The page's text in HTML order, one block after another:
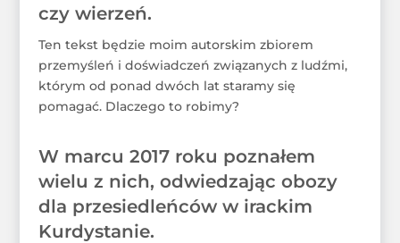
czy wierzeń.
Ten tekst będzie moim autorskim zbiorem
przemyśleń i doświadczeń związanych z ludźmi,
którym od ponad dwóch lat staramy się
pomagać. Dlaczego to robimy?
W marcu 2017 roku poznałem
wielu z nich, odwiedzając obozy
dla przesiedleńców w irackim
Kurdystanie.